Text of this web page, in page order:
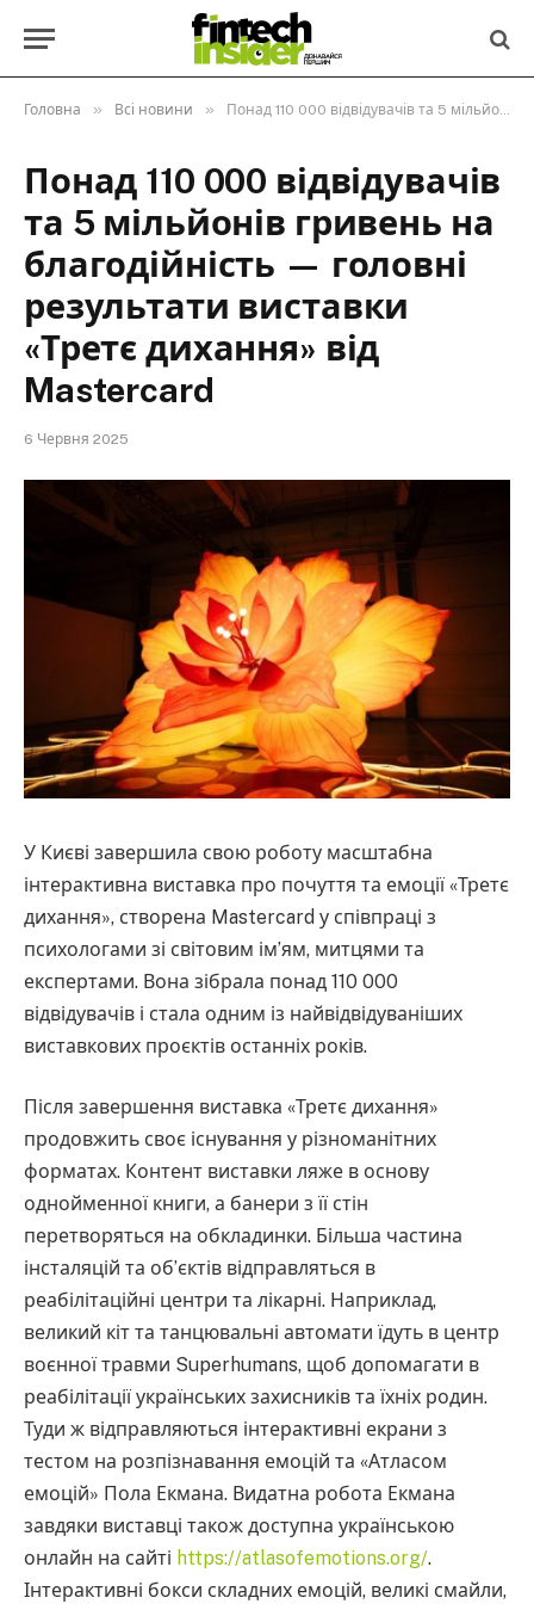
Головна » Всі новини » Понад 110 000 відвідувачів та 5 мільйонів гривень на благодійність — головні результати виставки «Третє дихання» від Mastercard
Понад 110 000 відвідувачів
та 5 мільйонів гривень на
благодійність — головні
результати виставки
«Третє дихання» від
Mastercard
6 Червня 2025
У Києві завершила свою роботу масштабна
інтерактивна виставка про почуття та емоції «Третє
дихання», створена Mastercard у співпраці з
психологами зі світовим ім’ям, митцями та
експертами. Вона зібрала понад 110 000
відвідувачів і стала одним із найвідвідуваніших
виставкових проєктів останніх років.
Після завершення виставка «Третє дихання»
продовжить своє існування у різноманітних
форматах. Контент виставки ляже в основу
однойменної книги, а банери з її стін
перетворяться на обкладинки. Більша частина
інсталяцій та об’єктів відправляться в
реабілітаційні центри та лікарні. Наприклад,
великий кіт та танцювальні автомати їдуть в центр
воєнної травми Superhumans, щоб допомагати в
реабілітації українських захисників та їхніх родин.
Туди ж відправляються інтерактивні екрани з
тестом на розпізнавання емоцій та «Атласом
емоцій» Пола Екмана. Видатна робота Екмана
завдяки виставці також доступна українською
онлайн на сайті https://atlasofemotions.org/.
Інтерактивні бокси складних емоцій, великі смайли,